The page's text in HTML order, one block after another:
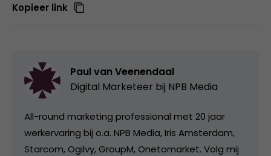
Kopieer link
Paul van Veenendaal
Digital Marketeer bij NPB Media
All-round marketing professional met 20 jaar
werkervaring bij o.a. NPB Media, Iris Amsterdam,
Starcom, Ogilvy, GroupM, Onetomarket. Volg mij